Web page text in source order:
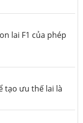
lai F1 của phép
tạo ưu thế lai là